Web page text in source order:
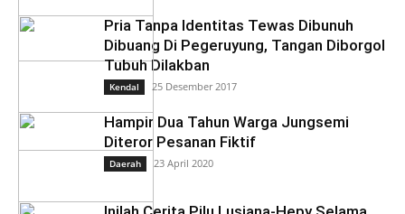
Pria Tanpa Identitas Tewas Dibunuh
Dibuang Di Pegeruyung, Tangan Diborgol
Tubuh Dilakban
Kendal 25 Desember 2017
Hampir Dua Tahun Warga Jungsemi
Diteror Pesanan Fiktif
Daerah 23 April 2020